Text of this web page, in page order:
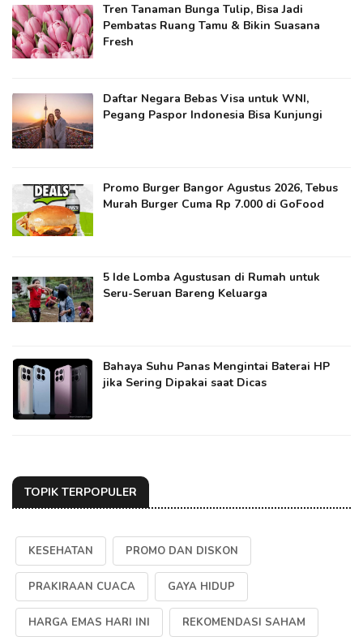
Tren Tanaman Bunga Tulip, Bisa Jadi
Pembatas Ruang Tamu & Bikin Suasana
Fresh
Daftar Negara Bebas Visa untuk WNI,
Pegang Paspor Indonesia Bisa Kunjungi
Promo Burger Bangor Agustus 2026, Tebus
Murah Burger Cuma Rp 7.000 di GoFood
5 Ide Lomba Agustusan di Rumah untuk
Seru-Seruan Bareng Keluarga
Bahaya Suhu Panas Mengintai Baterai HP
jika Sering Dipakai saat Dicas
TOPIK TERPOPULER
KESEHATAN PROMO DAN DISKON
PRAKIRAAN CUACA GAYA HIDUP
HARGA EMAS HARI INI REKOMENDASI SAHAM